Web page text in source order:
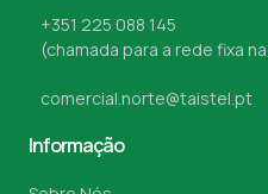
+351 225 088 145
(chamada para a rede fixa
comercial.norte@taistel.pt
Informação